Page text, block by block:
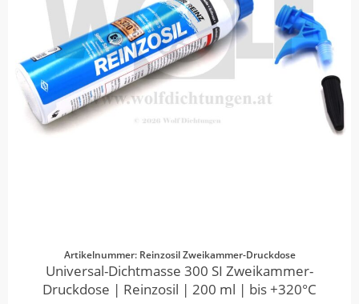
Artikelnummer: Reinzosil Zweikammer-Druckdose
Universal-Dichtmasse 300 SI Zweikammer-
Druckdose | Reinzosil | 200 ml | bis +320°C